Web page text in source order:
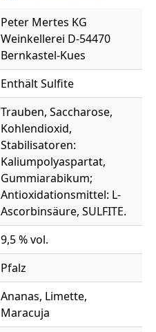
Peter Mertes KG
Weinkellerei D-54470
Bernkastel-Kues
Enthält Sulfite
Trauben, Saccharose,
Kohlendioxid,
Stabilisatoren:
Kaliumpolyaspartat,
Gummiarabikum;
Antioxidationsmittel: L-
Ascorbinsäure, SULFITE.
9,5 % vol.
Pfalz
Ananas, Limette,
Maracuja